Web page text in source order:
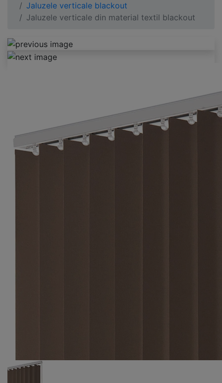
Jaluzele verticale blackout
Jaluzele verticale din material textil blackout